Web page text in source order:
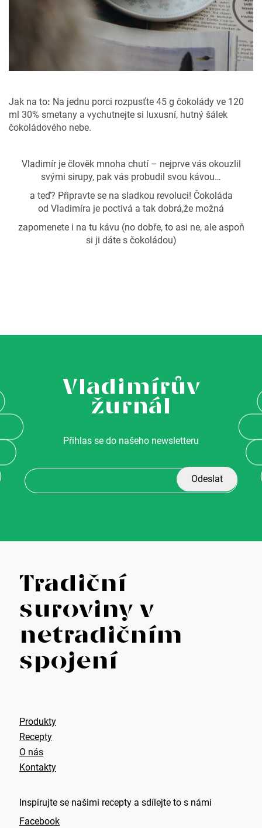
Jak na to: Na jednu porci rozpusťte 45 g čokolády ve 120
ml 30% smetany a vychutnejte si luxusní, hutný šálek
čokoládového nebe.
Vladimír je člověk mnoha chutí – nejprve vás okouzlil
svými sirupy, pak vás probudil svou kávou…
a teď? Připravte se na sladkou revoluci! Čokoláda
od Vladimíra je poctivá a tak dobrá,že možná
zapomenete i na tu kávu (no dobře, to asi ne, ale aspoň
si ji dáte s čokoládou)
Vladimírův
žurnál
Přihlas se do našeho newsletteru
Z
á
p
a
t
Tradiční
suroviny v
netradičním
spojení
Produkty
Recepty
O nás
Kontakty
Inspirujte se našimi recepty a sdílejte to s námi
Facebook